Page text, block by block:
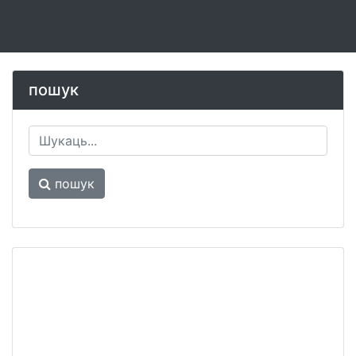
пошук
пошук